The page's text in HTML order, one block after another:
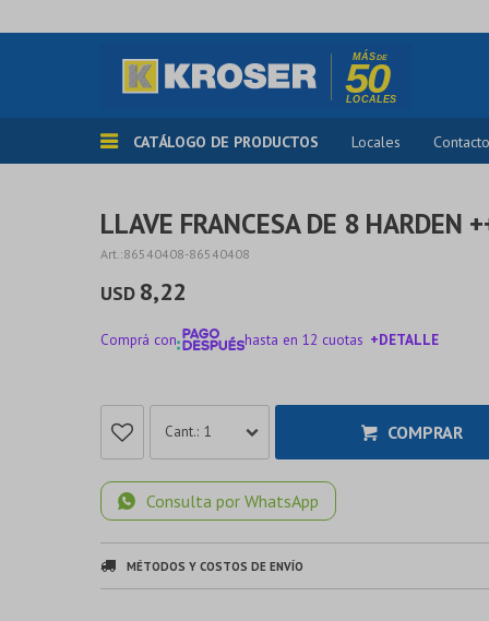
CATÁLOGO DE PRODUCTOS Locales Contacto
LLAVE FRANCESA DE 8 HARDEN
86540408-86540408
USD 8,22
Comprá con hasta en 12 cuotas +DETALLE
1 COMPRAR
Consulta por WhatsApp
MÉTODOS Y COSTOS DE ENVÍO